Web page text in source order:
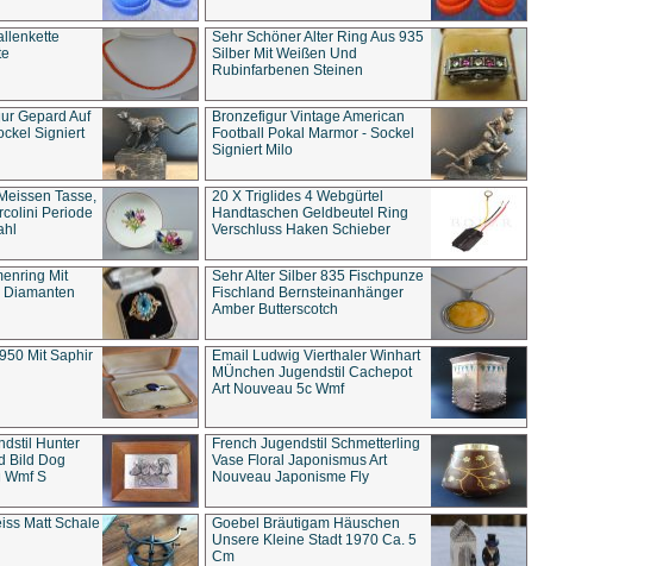
Sehr Schöner Alter Ring Aus 935
Silber Mit Weißen Und
Rubinfarbenen Steinen
Gepard Auf
Signiert
Bronzefigur Vintage American
Football Pokal Marmor - Sockel
Signiert Milo
Tasse,
Periode
20 X Triglides 4 Webgürtel
Handtaschen Geldbeutel Ring
Verschluss Haken Schieber
Mit
Sehr Alter Silber 835 Fischpunze
Fischland Bernsteinanhänger
Amber Butterscotch
Mit Saphir
Email Ludwig Vierthaler Winhart
MÜnchen Jugendstil Cachepot
Art Nouveau 5c Wmf
Hunter
Bild Dog
Wmf S
French Jugendstil Schmetterling
Vase Floral Japonismus Art
Nouveau Japonisme Fly
Matt Schale
Goebel Bräutigam Häuschen
Unsere Kleine Stadt 1970 Ca. 5
Cm